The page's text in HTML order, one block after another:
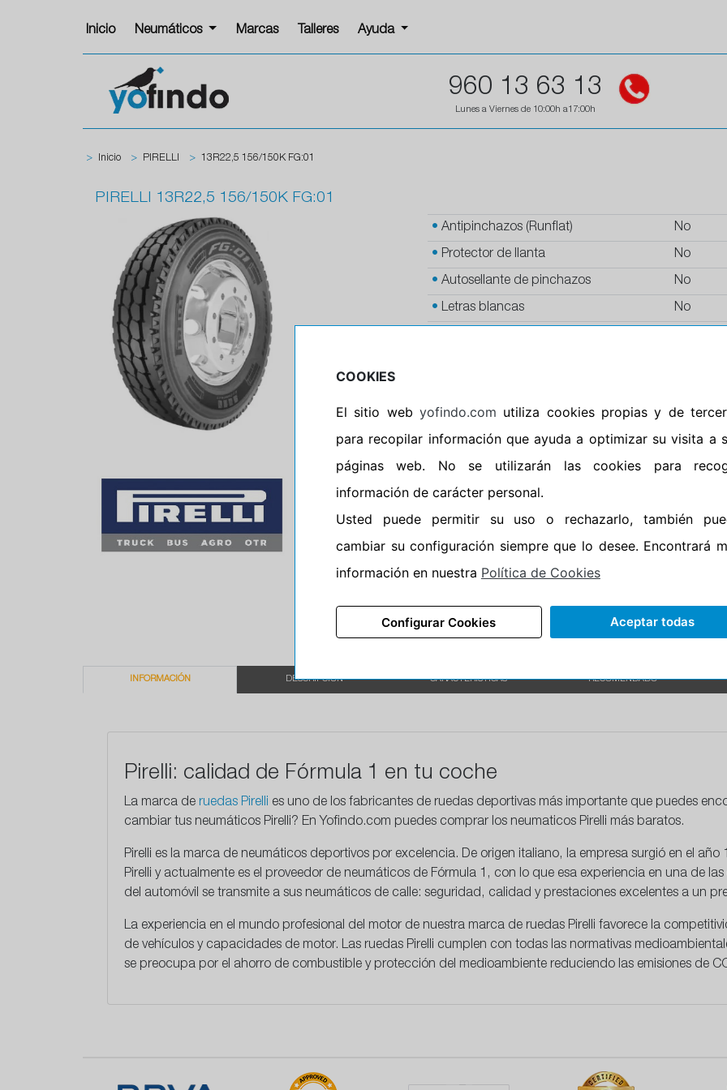
Inicio Neumáticos Marcas Talleres Ayuda
960 13 63 13
Lunes a Viernes de 10:00h a17:00h
> Inicio > PIRELLI > 13R22,5 156/150K FG:01
PIRELLI 13R22,5 156/150K FG:01
• Antipinchazos (Runflat) No
• Protector de llanta No
• Autosellante de pinchazos No
• Letras blancas No
• No
•Calidad
P.O.R. No
•Oportunidad
INFORMACIÓN DESCRIPCIÓN CARACTERÍSTICAS RECOMENDADO
Pirelli: calidad de Fórmula 1 en tu coche
La marca de ruedas Pirelli es uno de los fabricantes de ruedas deportivas más importante que puedes
cambiar tus neumáticos Pirelli? En Yofindo.com puedes comprar los neumaticos Pirelli más baratos.
Pirelli es la marca de neumáticos deportivos por excelencia. De origen italiano, la empresa surgió en el
Pirelli y actualmente es el proveedor de neumáticos de Fórmula 1, con lo que esa experiencia en una de
del automóvil se transmite a sus neumáticos de calle: seguridad, calidad y prestaciones excelentes a un
La experiencia en el mundo profesional del motor de nuestra marca de ruedas Pirelli favorece la
de vehículos y capacidades de motor. Las ruedas Pirelli cumplen con todas las normativas
se preocupa por el ahorro de combustible y protección del medioambiente reduciendo las emisiones de
COOKIES
El sitio web yofindo.com utiliza cookies propias y de
para recopilar información que ayuda a optimizar su visita a
páginas web. No se utilizarán las cookies para
información de carácter personal.
Usted puede permitir su uso o rechazarlo, también
cambiar su configuración siempre que lo desee. Encontrará
información en nuestra Política de Cookies
Configurar Cookies Aceptar todas